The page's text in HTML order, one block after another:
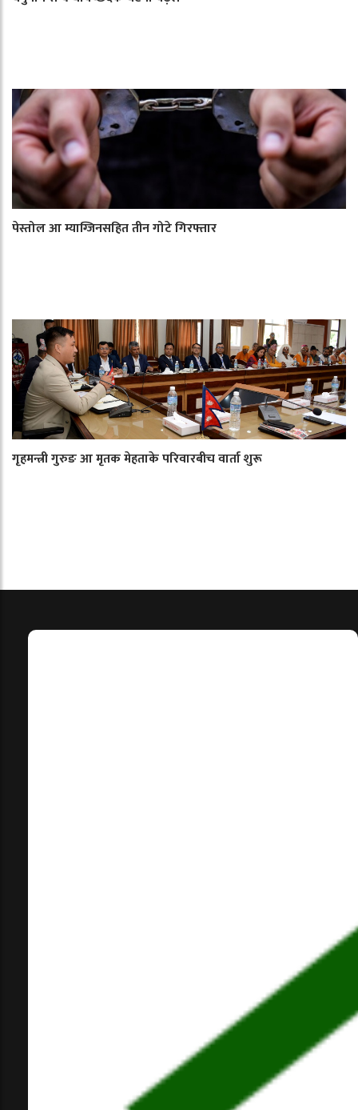
पेस्तोल आ म्याग्जिनसहित तीन गोटे गिरफ्तार
गृहमन्त्री गुरुङ आ मृतक मेहताके परिवारबीच वार्ता शुरू